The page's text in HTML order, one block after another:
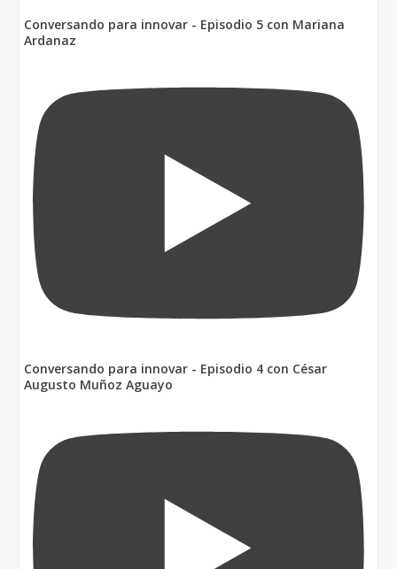
Conversando para innovar - Episodio 5 con Mariana
Ardanaz
Conversando para innovar - Episodio 4 con César
Augusto Muñoz Aguayo